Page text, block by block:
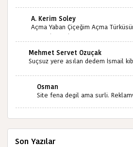
A. Kerim Soley
Açma Yaban Çiçeğim Açma
miyiz ?İlginiz İçin Şimdiden
Mehmet Servet Özuçak
Suçsuz yere asılan dedem İsmail
Osman
Site fena degil ama surli.
Son Yazılar